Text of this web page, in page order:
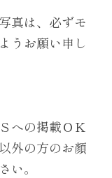
真は、必ずモ
うお願い申し
への掲載ＯＫ
外の方のお顔
い。